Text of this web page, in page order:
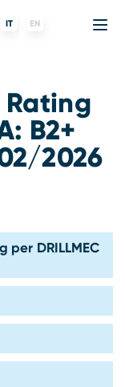
IT EN
B2+
2026
DRILLMEC